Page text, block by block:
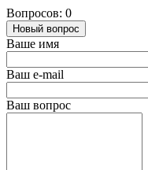
Вопросов: 0
Новый вопрос
Ваше имя
Ваш e-mail
Ваш вопрос